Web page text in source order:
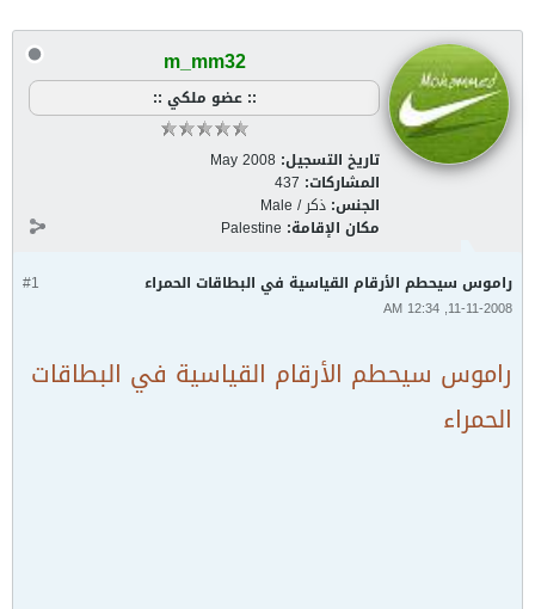
m_mm32
:: عضو ملكي ::
تاريخ التسجيل: May 2008
المشاركات: 437
الجنس: ذكر / Male
مكان الإقامة: Palestine
#1 راموس سيحطم الأرقام القياسية في البطاقات الحمراء
11-11-2008, 12:34 AM
راموس سيحطم الأرقام القياسية في البطاقات
الحمراء